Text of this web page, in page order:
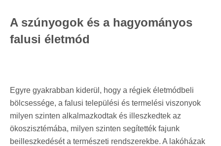
A szúnyogok és a hagyományos
falusi életmód
Egyre gyakrabban kiderül, hogy a régiek életmódbeli
bölcsessége, a falusi települési és termelési viszonyok
milyen szinten alkalmazkodtak és illeszkedtek az
ökoszisztémába, milyen szinten segítették fajunk
beilleszkedését a természeti rendszerekbe. A lakóházak